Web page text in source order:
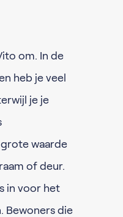
om. In de
heb je veel
je je
waarde
of deur.
in voor het
Bewoners die